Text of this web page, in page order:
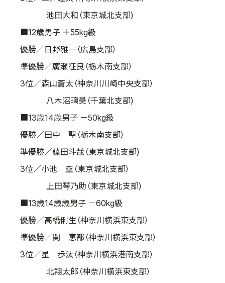
池田大和（東京城北支部)
■12歳男子 ＋55kg級
優勝／日野雅一（広島支部）
準優勝／廣瀬征良（栃木南支部）
3位／森山蒼太（神奈川川崎中央支部）
八木沼璃昊（千葉北支部)
■13歳14歳男子 －50kg級
優勝／田中 聖（栃木南支部）
準優勝／藤田斗哉（東京城北支部)
3位／小池 空（東京城北支部）
上田琴乃助（東京城北支部)
■13歳14歳歳男子 －60kg級
優勝／高橋俐生（神奈川横浜東支部）
準優勝／関 恵都（神奈川横浜東支部）
3位／星 歩汰（神奈川横浜港南支部）
北翔太郎（神奈川横浜東支部）